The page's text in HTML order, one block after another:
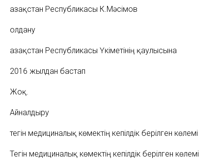
Қазақстан Республикасы К.Мәсімов
Қолдану
Қазақстан Республикасы Үкіметінің қаулысына
2016 жылдан бастап
Жоқ.
Айналдыру
тегін медициналық көмектің кепілдік берілген көлемі
Тегін медициналық көмектің кепілдік берілген көлемі